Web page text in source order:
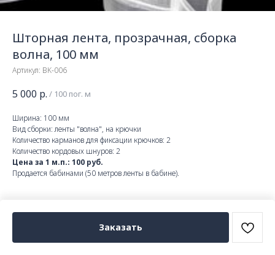
Шторная лента, прозрачная, сборка
волна, 100 мм
Артикул: BK-006
5 000 р. / 100 пог. м
Заказать
Ширина: 100 мм
Вид сборки: ленты "волна", на крючки
Количество карманов для фиксации крючков: 2
Количество кордовых шнуров: 2
Цена за 1 м.п.: 100 руб.
Продается бабинами (50 метров ленты в бабине).